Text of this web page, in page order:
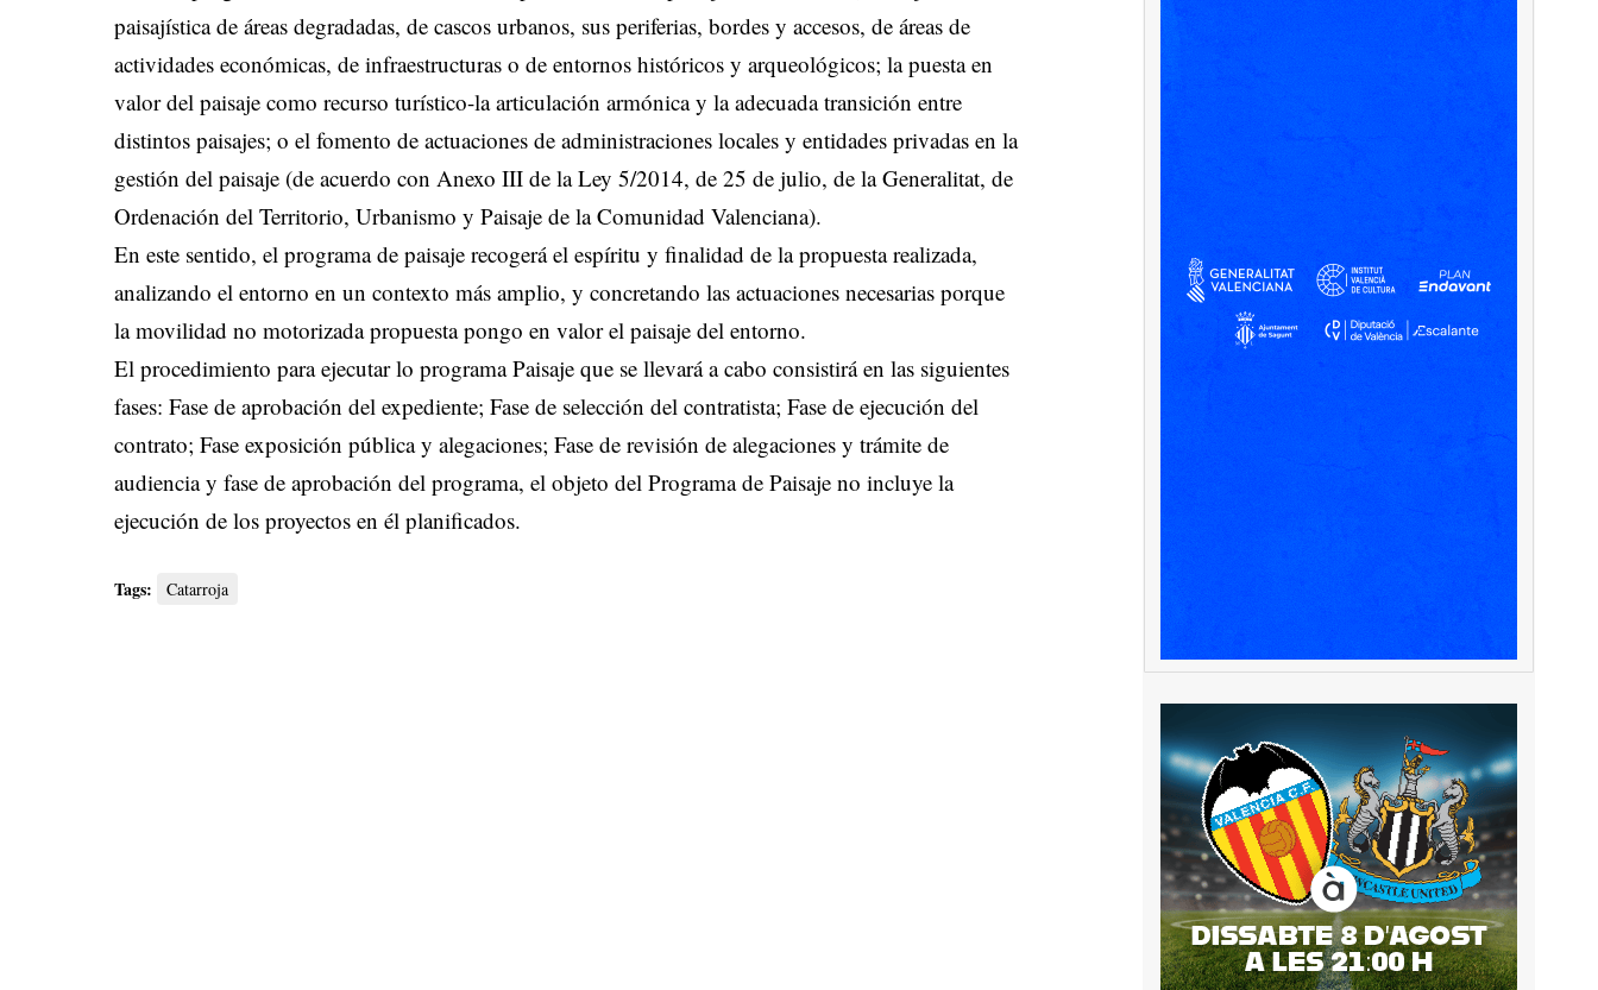
paisajística de áreas degradadas, de cascos urbanos, sus periferias, bordes y accesos, de áreas de
actividades económicas, de infraestructuras o de entornos históricos y arqueológicos; la puesta en
valor del paisaje como recurso turístico-la articulación armónica y la adecuada transición entre
distintos paisajes; o el fomento de actuaciones de administraciones locales y entidades privadas en la
gestión del paisaje (de acuerdo con Anexo III de la Ley 5/2014, de 25 de julio, de la Generalitat, de
Ordenación del Territorio, Urbanismo y Paisaje de la Comunidad Valenciana).
En este sentido, el programa de paisaje recogerá el espíritu y finalidad de la propuesta realizada,
analizando el entorno en un contexto más amplio, y concretando las actuaciones necesarias porque
la movilidad no motorizada propuesta pongo en valor el paisaje del entorno.
El procedimiento para ejecutar lo programa Paisaje que se llevará a cabo consistirá en las siguientes
fases: Fase de aprobación del expediente; Fase de selección del contratista; Fase de ejecución del
contrato; Fase exposición pública y alegaciones; Fase de revisión de alegaciones y trámite de
audiencia y fase de aprobación del programa, el objeto del Programa de Paisaje no incluye la
ejecución de los proyectos en él planificados.
Tags: Catarroja